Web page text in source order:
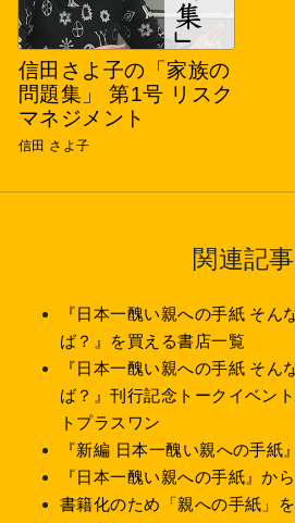
信田さよ子の「家族の
問題集」 第1号 リスク
マネジメント
信田 さよ子
関連記事
『日本一醜い親への手紙 そん
ば？』を買える書店一覧
『日本一醜い親への手紙 そん
ば？』刊行記念トークイベン
トプラスワン
『新編 日本一醜い親への手紙
『日本一醜い親への手紙』か
書籍化のため「親への手紙」